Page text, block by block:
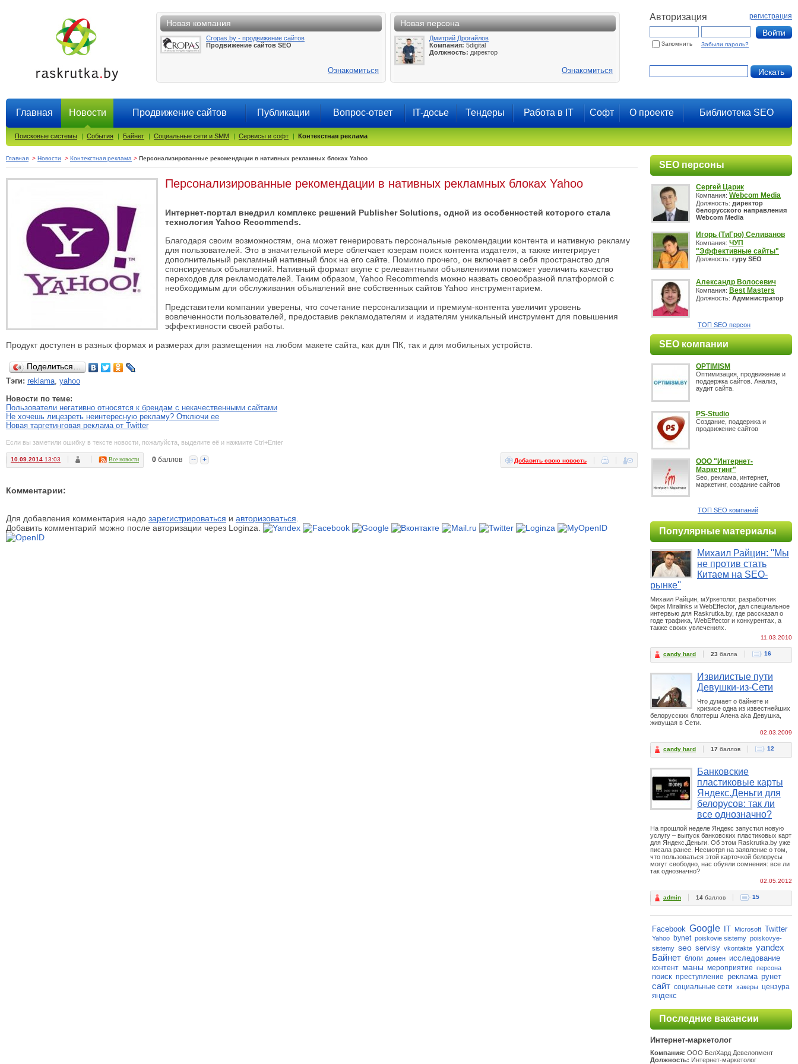
Новая компания
Cropas.by - продвижение сайтов
Продвижение сайтов SEO
Ознакомиться
Новая персона
Дмитрий Дрогайлов
Компания: 5digital
Должность: директор
Ознакомиться
Авторизация регистрация
Запомнить Забыли пароль?
Главная Новости Продвижение сайтов Публикации Вопрос-ответ IT-досье Тендеры Работа в IT Софт О проекте Библиотека SEO
Поисковые системы | События | Байнет | Социальные сети и SMM | Сервисы и софт | Контекстная реклама
Главная > Новости > Контекстная реклама > Персонализированные рекомендации в нативных рекламных блоках Yahoo
Персонализированные рекомендации в нативных рекламных блоках Yahoo
Интернет-портал внедрил комплекс решений Publisher Solutions, одной из особенностей которого стала
технология Yahoo Recommends.
Благодаря своим возможностям, она может генерировать персональные рекомендации контента и нативную рекламу
для пользователей. Это в значительной мере облегчает юзерам поиск контента издателя, а также интегрирует
дополнительный рекламный нативный блок на его сайте. Помимо прочего, он включает в себя пространство для
спонсируемых объявлений. Нативный формат вкупе с релевантными объявлениями поможет увеличить качество
переходов для рекламодателей. Таким образом, Yahoo Recommends можно назвать своеобразной платформой с
необходимым для обслуживания объявлений вне собственных сайтов Yahoo инструментарием.
Представители компании уверены, что сочетание персонализации и премиум-контента увеличит уровень
вовлеченности пользователей, предоставив рекламодателям и издателям уникальный инструмент для повышения
эффективности своей работы.
Продукт доступен в разных формах и размерах для размещения на любом макете сайта, как для ПК, так и для мобильных устройств.
Поделиться…
Тэги: reklama, yahoo
Новости по теме:
Пользователи негативно относятся к брендам с некачественными сайтами
Не хочешь лицезреть неинтересную рекламу? Отключи ее
Новая таргетинговая реклама от Twitter
Если вы заметили ошибку в тексте новости, пожалуйста, выделите её и нажмите Ctrl+Enter
10.09.2014 13:03 Все новости 0 баллов Добавить свою новость
-- +
Комментарии:
Для добавления комментария надо зарегистрироваться и авторизоваться
Добавить комментарий можно после авторизации через Loginza.
SEO персоны
Сергей Царик
Компания: Webcom Media
Должность: директор
белорусского направления
Webcom Media
Игорь (ТиГро) Селиванов
Компания: ЧУП
"Эффективные сайты"
Должность: гуру SEO
Александр Волосевич
Компания: Best Masters
Должность: Администратор
ТОП SEO персон
SEO компании
OPTIMISM
Оптимизация, продвижение и
поддержка сайтов. Анализ,
аудит сайта.
PS-Studio
Создание, поддержка и
продвижение сайтов
OOO "Интернет-
Маркетинг"
Seo, реклама, интернет,
маркетинг, создание сайтов
ТОП SEO компаний
Популярные материалы
Михаил Райцин: ''Мы
не против стать
Китаем на SEO-
рынке''
Михаил Райцин, мУркетолог, разработчик
бирж Miralinks и WebEffector, дал специальное
интервью для Raskrutka.by, где рассказал о
годе трафика, WebEffector и конкурентах, а
также своих увлечениях.
11.03.2010
candy hard 23 балла 16
Извилистые пути
Девушки-из-Сети
Что думает о байнете и
кризисе одна из известнейших
белорусских блоггерш Алена aka Девушка,
живущая в Сети.
02.03.2009
candy hard 17 баллов 12
Банковские
пластиковые карты
Яндекс.Деньги для
белорусов: так ли
все однозначно?
На прошлой неделе Яндекс запустил новую
услугу – выпуск банковских пластиковых карт
для Яндекс.Деньги. Об этом Raskrutka.by уже
писала ранее. Несмотря на заявление о том,
что пользоваться этой карточкой белорусы
могут свободно, нас обуяли сомнения: все ли
так однозначно?
02.05.2012
admin 14 баллов 15
Facebook Google IT Microsoft Twitter
Yahoo bynet poiskovie sistemy poiskovye-
sistemy seo servisy vkontakte yandex
Байнет блоги домен исследование
контент маны мероприятие персона
поиск преступление реклама рунет
сайт социальные сети хакеры цензура
яндекс
Последние вакансии
Интернет-маркетолог
Компания: ООО БелХард Девелопмент
Должность: Интернет-маркетолог